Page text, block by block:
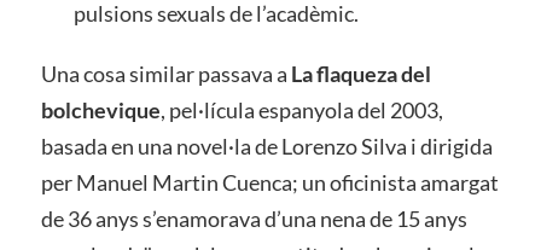
pulsions sexuals de l’acadèmic.
Una cosa similar passava a La flaqueza del
bolchevique, pel·lícula espanyola del 2003,
basada en una novel·la de Lorenzo Silva i dirigida
per Manuel Martin Cuenca; un oficinista amargat
de 36 anys s’enamorava d’una nena de 15 anys